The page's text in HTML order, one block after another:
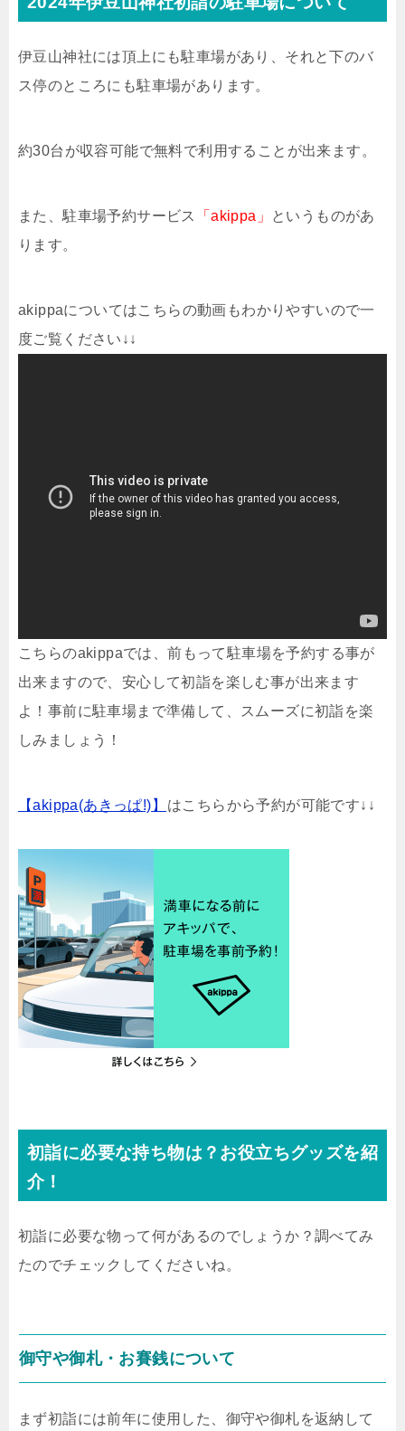
伊豆山神社には頂上にも駐車場があり、それと下のバ
ス停のところにも駐車場があります。
約30台が収容可能で無料で利用することが出来ます。
また、駐車場予約サービス 「akippa」
というものがあ
ります。
akippaについてはこちらの動画もわかりやすいので一
度ご覧ください↓↓
こちらのakippaでは、前もって駐車場を予約する事が
出来ますので、安心して初詣を楽しむ事が出来ます
よ！事前に駐車場まで準備して、スムーズに初詣を楽
しみましょう！
【akippa(あきっぱ!)】 はこちらから予約が可能です↓↓
初詣に必要な持ち物は？お役立ちグッズを紹
介！
初詣に必要な物って何があるのでしょうか？調べてみ
たのでチェックしてくださいね。
御守や御札・お賽銭について
まず初詣には前年に使用した、御守や御札を返納して